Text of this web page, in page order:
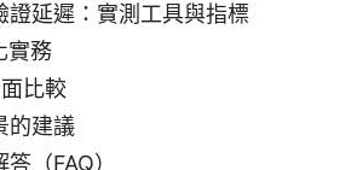
證延遲：實測工具與指標
實務
比較
的建議
（FAQ）